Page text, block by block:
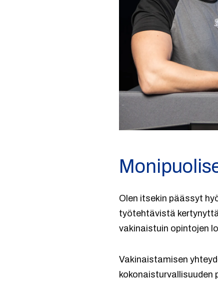
Olen itsekin päässyt
työtehtävistä
vakinaistuin opintojen
Vakinaistamisen